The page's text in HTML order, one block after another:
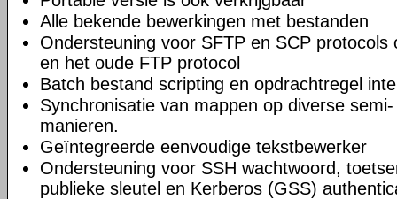
Alle bekende bewerkingen met bestanden
Ondersteuning voor SFTP en SCP protocols
en het oude FTP protocol
Batch bestand scripting en opdrachtregel
Synchronisatie van mappen op diverse
manieren.
Geïntegreerde eenvoudige tekstbewerker
Ondersteuning voor SSH wachtwoord,
publieke sleutel en Kerberos (GSS)